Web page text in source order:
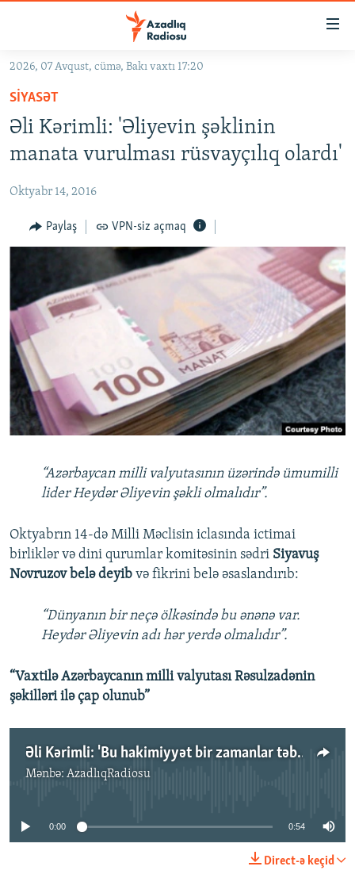
Əsas
qayıt
Əsas
qayıt
Axtarışa
GÜNDƏM
#İZAHLA
FƏRQƏ BAX
QANUNI DOĞRU
ARAŞDIRMA
MULTIMEDIA
VIDEO
FOTOQALEREYA
İNFOQRAFIKA
KARIKATURA
RADIO ARXIV
OXU ZALI
AZƏRBAYCAN ƏDƏBIYYATI KITABXANASI
İSLAM VƏ DEMOKRATIYA
İZ - MƏDƏNIYYƏT PROQRAMI
HAQQIMIZDA
MISSIYAMIZ
PEŞƏ ETIKASI VƏ JURNALISTIKA STANDARTLARIMIZ
MATERIALLARIMIZDAN ISTIFADƏ
BIZIMLƏ ƏLAQƏ
BIZI IZLƏ
2026, 07 Avqust, cümə, Bakı vaxtı 17:20
SIYASƏT
Əli Kərimli: 'Əliyevin şəklinin
manata vurulması rüsvayçılıq olardı'
Oktyabr 14, 2016
Paylaş VPN-siz açmaq
“Azərbaycan milli valyutasının üzərində ümumilli
lider Heydər Əliyevin şəkli olmalıdır”.
Oktyabrın 14-də Milli Məclisin iclasında ictimai
birliklər və dini qurumlar komitəsinin sədri Siyavuş
Novruzov belə deyib və fikrini belə əsaslandırıb:
“Dünyanın bir neçə ölkəsində bu ənənə var.
Heydər Əliyevin adı hər yerdə olmalıdır”.
“Vaxtilə Azərbaycanın milli valyutası Rəsulzadənin
şəkilləri ilə çap olunub”
Əli Kərimli: 'Bu hakimiyyət bir zamanlar təbliğat apardı ki, manatın üstündə heç kimin şəkli olmamalıdır'
Mənbə: AzadlıqRadiosu
No media source currently available
0:00 0:54
Direct-ə keçid